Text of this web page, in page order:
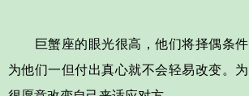
巨蟹座的眼光很高，他们将择偶条件
为他们一但付出真心就不会轻易改变。